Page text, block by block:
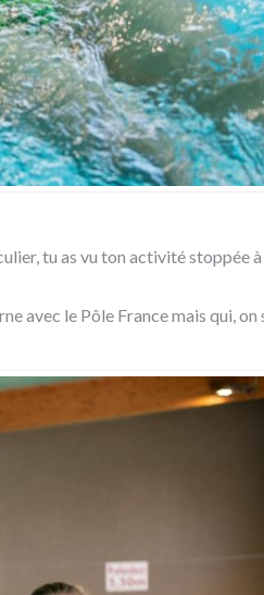
tu as vu ton activité stoppée
avec le Pôle France mais qui, on